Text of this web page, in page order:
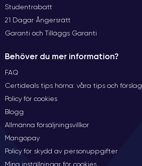
Studentrabatt
21 Dagar Ångersrätt
Garanti och Tilläggs Garanti
Behöver du mer information?
FAQ
Certideals tips hörna: våra tips och förslag
Policy för cookies
Blogg
Allmänna försäljningsvillkor
Mangopay
Policy för skydd av personuppgifter
Mina inställningar för cookies